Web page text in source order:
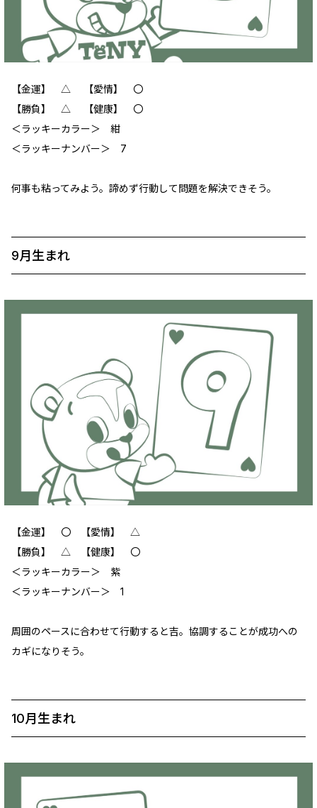
【金運】 ‪△ 【愛情】 ‪〇
【勝負】 △ 【健康】 ‪〇
＜ラッキーカラー＞ 紺
＜ラッキーナンバー＞ 7
何事も粘ってみよう。諦めず行動して問題を解決できそう。
9月生まれ
【金運】 〇 【愛情】 △
【勝負】 △ 【健康】 〇
＜ラッキーカラー＞ 紫
＜ラッキーナンバー＞ 1
周囲のペースに合わせて行動すると吉。協調することが成功への
カギになりそう。
10月生まれ